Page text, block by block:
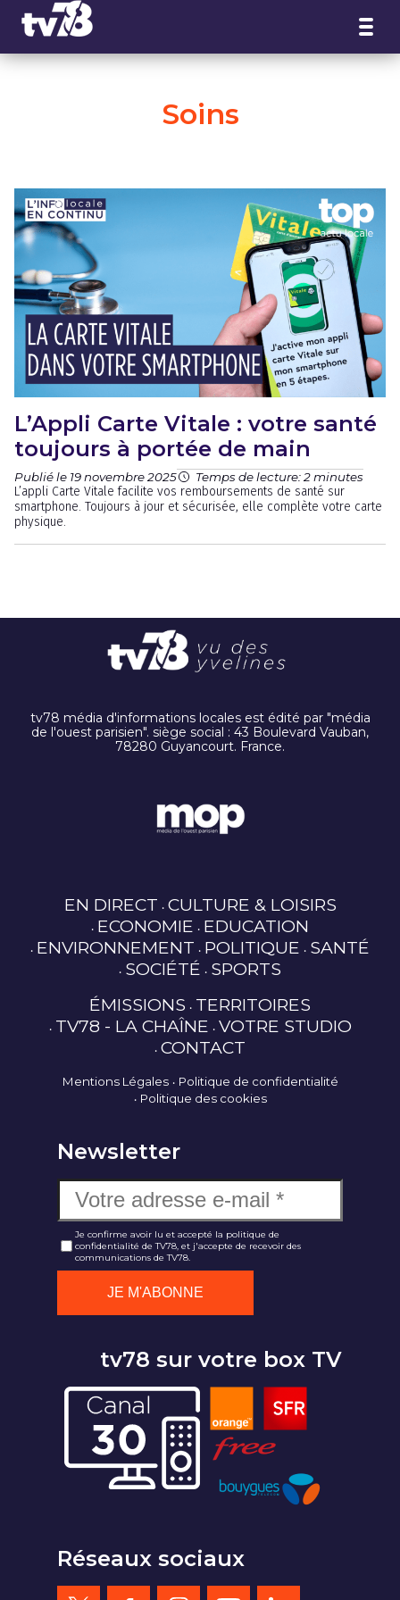
Soins
L’Appli Carte Vitale : votre santé
toujours à portée de main
Publié le 19 novembre 2025 Temps de lecture: 2 minutes
L’appli Carte Vitale facilite vos remboursements de santé sur
smartphone. Toujours à jour et sécurisée, elle complète votre carte
physique.
tv78 média d'informations locales est édité par "média
de l'ouest parisien". siège social : 43 Boulevard Vauban,
78280 Guyancourt. France.
EN DIRECT CULTURE & LOISIRS
ECONOMIE EDUCATION
ENVIRONNEMENT POLITIQUE SANTÉ
SOCIÉTÉ SPORTS
ÉMISSIONS TERRITOIRES
TV78 - LA CHAÎNE VOTRE STUDIO
CONTACT
Mentions Légales
Politique de confidentialité
Politique des cookies
Newsletter
Je confirme avoir lu et accepté la politique de
confidentialité de TV78, et j'accepte de recevoir des
communications de TV78.
tv78 sur votre box TV
Réseaux sociaux
Panneau de gestion des cookies